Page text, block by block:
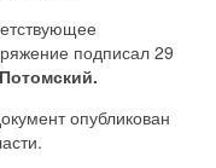
подписал 29
опубликован